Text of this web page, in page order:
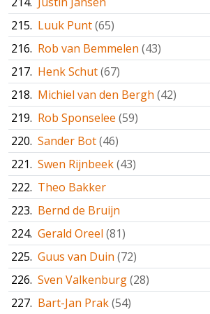
215. Luuk Punt(65)
216. Rob van Bemmelen (43)
217. Henk Schut(67)
218. Michiel van den Bergh (42)
219. Rob Sponselee (59)
220. Sander Bot(46)
221. Swen Rijnbeek(43)
222. Theo Bakker
223. Bernd de Bruijn
224. Gerald Oreel (81)
225. Guus van Duin (72)
226. Sven Valkenburg(28)
227. Bart-Jan Prak(54)